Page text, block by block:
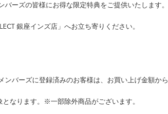
ーズの皆様にお得な限定特典をご提供いたします。
銀座インズ店」へお立ち寄りください。
ンバーズに登録済みのお客様は、お買い上げ金額か
なります。※一部除外商品がございます。